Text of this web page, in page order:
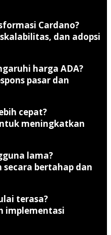
Cardano?
dan adopsi
harga ADA?
pasar dan
cepat?
meningkatkan
lama?
bertahap dan
terasa?
implementasi